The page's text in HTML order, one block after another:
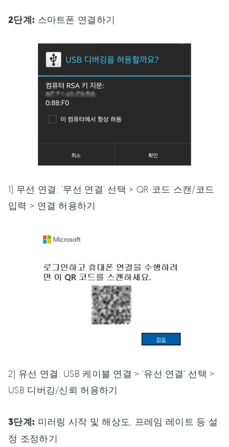
2단계: 스마트폰 연결하기
1) 무선 연결: '무선 연결' 선택 > QR 코드 스캔/코드
입력 > 연결 허용하기
2) 유선 연결: USB 케이블 연결 > '유선 연결' 선택 >
USB 디버깅/신뢰 허용하기
3단계: 미러링 시작 및 해상도, 프레임 레이트 등 설
정 조정하기